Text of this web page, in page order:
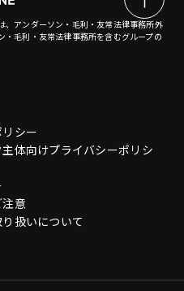
、アンダーソン・毛利・友常法律事務所外
毛利・友常法律事務所を含むグループの
シー
体向けプライバシーポリシ
意
扱いについて